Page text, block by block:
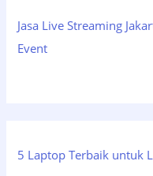
Jasa Live Streaming
Event
5 Laptop Terbaik untuk